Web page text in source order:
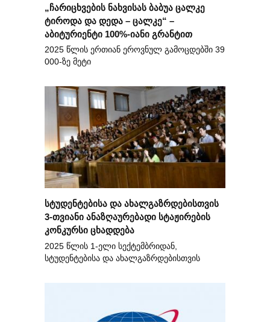
„ჩარიცხვების ნახვისას ბაბუა ცალკე
ტიროდა და დედა – ცალკე“ –
აბიტურიენტი 100%-იანი გრანტით
2025 წლის ერთიან ეროვნულ გამოცდებში 39
000-ზე მეტი
სტუდენტებისა და ახალგაზრდებისთვის
3-თვიანი ანაზღაურებადი სტაჟირების
კონკურსი ცხადდება
2025 წლის 1-ელი სექტემბრიდან,
სტუდენტებისა და ახალგაზრდებისთვის